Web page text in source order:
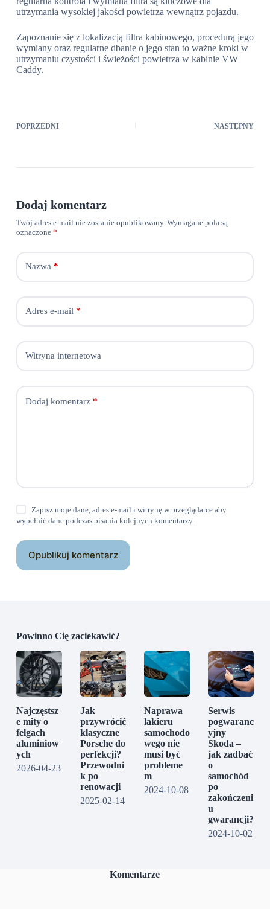
utrzymania wysokiej jakości powietrza wewnątrz pojazdu.
Zapoznanie się z lokalizacją filtra kabinowego, procedurą jego
wymiany oraz regularne dbanie o jego stan to ważne kroki w
utrzymaniu czystości i świeżości powietrza w kabinie VW
Caddy.
POPRZEDNI NASTĘPNY
Dodaj komentarz
Twój adres e-mail nie zostanie opublikowany. Wymagane pola są
oznaczone *
Nazwa*
Adres e-mail*
Witryna internetowa
Dodaj komentarz*
Zapisz moje dane, adres e-mail i witrynę w przeglądarce aby
wypełnić dane podczas pisania kolejnych komentarzy.
Opublikuj komentarz
Powinno Cię zaciekawić?
Najczęstsz
e mity o
felgach
aluminiow
ych
2026-04-23
Jak
przywrócić
klasyczne
Porsche do
perfekcji?
Przewodni
k po
renowacji
2025-02-14
Naprawa
lakieru
samochodo
wego nie
musi być
probleme
m
2024-10-08
Serwis
pogwaranc
yjny
Skoda –
jak zadbać
o
samochód
po
zakończeni
u
gwarancji?
2024-10-02
Komentarze